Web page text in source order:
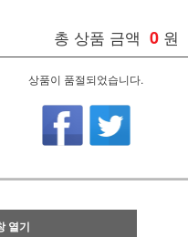
총 상품 금액 0 원
상품이 품절되었습니다.
열기